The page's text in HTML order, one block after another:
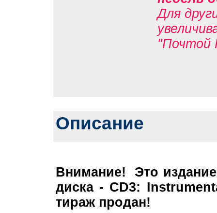
Для
"Почтой
Описание
Внимание! Это издание
диска - CD3:
тираж продан!